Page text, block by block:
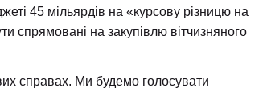
45 мільярдів на «курсову різницю на
спрямовані на закупівлю вітчизняного
справах. Ми будемо голосувати